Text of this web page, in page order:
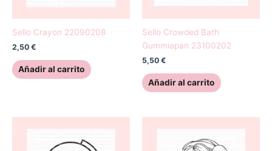
Sello Crayon 22090208
2,50 €
Añadir al carrito
Sello Crowded Bath
Gummiapan 23100202
5,50 €
Añadir al carrito